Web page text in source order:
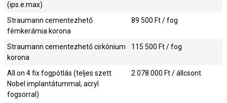
(ips.e.max)
89 500 Ft / fog
Straumann cementezhető
fémkerámia korona
115 500 Ft / fog
Straumann cementezhető cirkónium
korona
2 078 000 Ft / állcsont
All on 4 fix fogpótlás (teljes szett
Nobel implantátummal, acryl
fogsorral)